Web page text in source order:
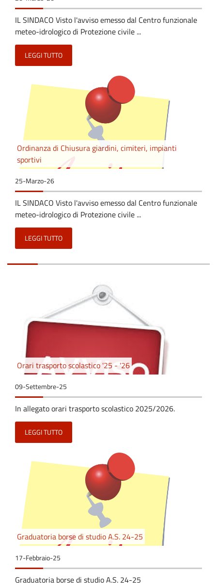
IL SINDACO Visto l'avviso emesso dal Centro funzionale
meteo-idrologico di Protezione civile ...
LEGGI TUTTO
Ordinanza di Chiusura giardini, cimiteri, impianti
sportivi
25-Marzo-26
IL SINDACO Visto l'avviso emesso dal Centro funzionale
meteo-idrologico di Protezione civile ...
LEGGI TUTTO
Orari trasporto scolastico '25 - '26
09-Settembre-25
In allegato orari trasporto scolastico 2025/2026.
LEGGI TUTTO
Graduatoria borse di studio A.S. 24-25
17-Febbraio-25
Graduatoria borse di studio A.S. 24-25